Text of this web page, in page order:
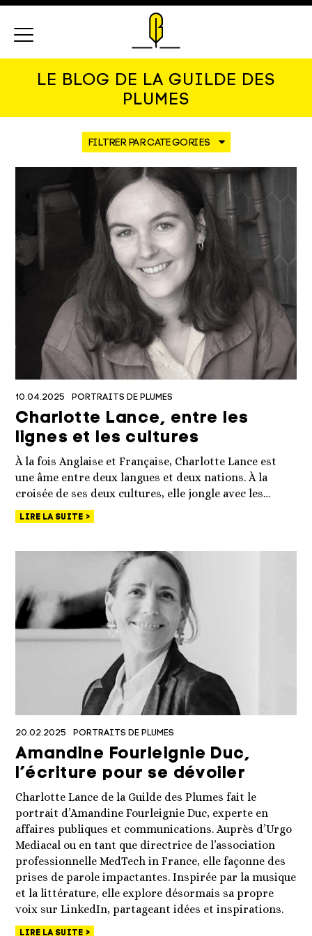
LE BLOG DE LA GUILDE DES
PLUMES
10.04.2025 PORTRAITS DE PLUMES
Charlotte Lance, entre les
lignes et les cultures
À la fois Anglaise et Française, Charlotte Lance est
une âme entre deux langues et deux nations. À la
croisée de ses deux cultures, elle jongle avec les…
LIRE LA SUITE
20.02.2025 PORTRAITS DE PLUMES
Amandine Fourleignie Duc,
l’écriture pour se dévoiler
Charlotte Lance de la Guilde des Plumes fait le
portrait d’Amandine Fourleignie Duc, experte en
affaires publiques et communications. Auprès d’Urgo
Mediacal ou en tant que directrice de l’association
professionnelle MedTech in France, elle façonne des
prises de parole impactantes. Inspirée par la musique
et la littérature, elle explore désormais sa propre
voix sur LinkedIn, partageant idées et inspirations.
LIRE LA SUITE